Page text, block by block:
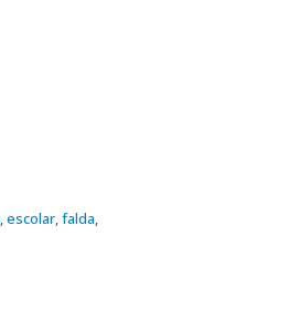
,escolar,falda,